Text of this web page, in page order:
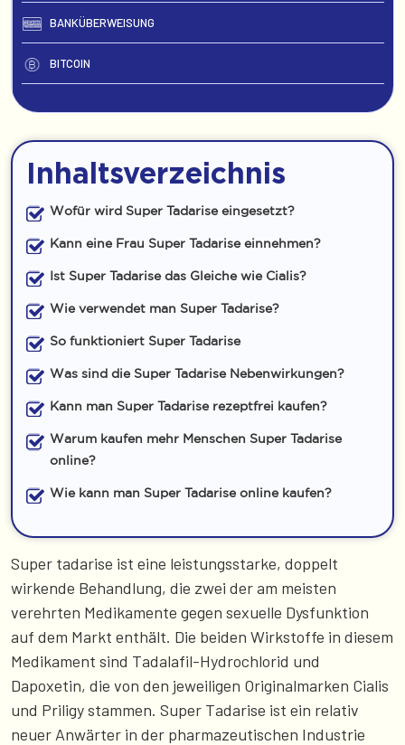
BANKÜBERWEISUNG
BITCOIN
Inhaltsverzeichnis
Wofür wird Super Tadarise eingesetzt?
Kann eine Frau Super Tadarise einnehmen?
Ist Super Tadarise das Gleiche wie Cialis?
Wie verwendet man Super Tadarise?
So funktioniert Super Tadarise
Was sind die Super Tadarise Nebenwirkungen?
Kann man Super Tadarise rezeptfrei kaufen?
Warum kaufen mehr Menschen Super Tadarise
online?
Wie kann man Super Tadarise online kaufen?
Super tadarise ist eine leistungsstarke, doppelt
wirkende Behandlung, die zwei der am meisten
verehrten Medikamente gegen sexuelle Dysfunktion
auf dem Markt enthält. Die beiden Wirkstoffe in diesem
Medikament sind Tadalafil-Hydrochlorid und
Dapoxetin, die von den jeweiligen Originalmarken Cialis
und Priligy stammen. Super Tadarise ist ein relativ
neuer Anwärter in der pharmazeutischen Industrie